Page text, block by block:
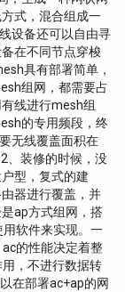
式，混合组成一
设备还可以自由寻
在不同节点穿梭
具有部署简单，
组网，都需要占
线进行mesh组
的专用频段，终
无线覆盖面积在
、装修的时候，没
型，复式的建
器进行覆盖，并
ap方式组网，搭
软件来实现。一
的性能决定着整
，不进行数据转
在部署ac+ap的网